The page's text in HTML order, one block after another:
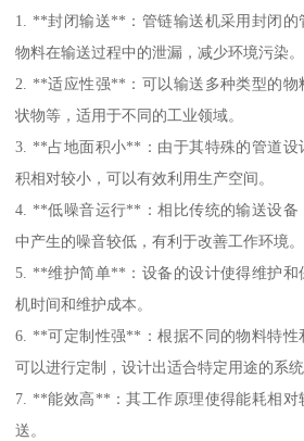
1. **封闭输送**：管链输送机采用封闭的
物料在输送过程中的泄漏，减少环境污染。
2. **适应性强**：可以输送多种类型的物
状物等，适用于不同的工业领域。
3. **占地面积小**：由于其特殊的管道设
积相对较小，可以有效利用生产空间。
4. **低噪音运行**：相比传统的输送设备
中产生的噪音较低，有利于改善工作环境。
5. **维护简单**：设备的设计使得维护和
机时间和维护成本。
6. **可定制性强**：根据不同的物料特性
可以进行定制，设计出适合特定用途的系统
7. **能效高**：其工作原理使得能耗相对
送。